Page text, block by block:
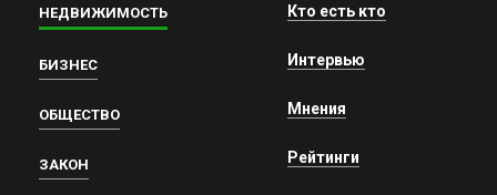
НЕДВИЖИМОСТЬ
БИЗНЕС
ОБЩЕСТВО
ЗАКОН
Кто есть кто
Интервью
Мнения
Рейтинги